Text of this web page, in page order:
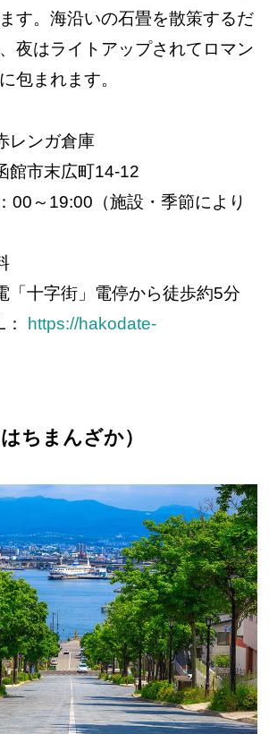
す。海沿いの石畳を散策するだ
夜はライトアップされてロマン
包まれます。
レンガ倉庫
館市末広町14-12
00～19:00（施設・季節により
「十字街」電停から徒歩約5分
https://hakodate-
ちまんざか）